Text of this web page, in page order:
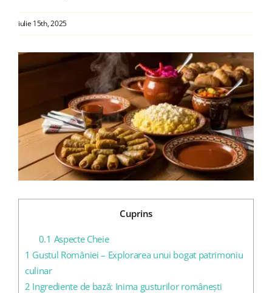
Contact
iulie 15th, 2025
Larger
Cuprins
0.1 Aspecte Cheie
1 Gustul României – Explorarea unui bogat patrimoniu
culinar
2 Ingrediente de bază: Inima gusturilor românești